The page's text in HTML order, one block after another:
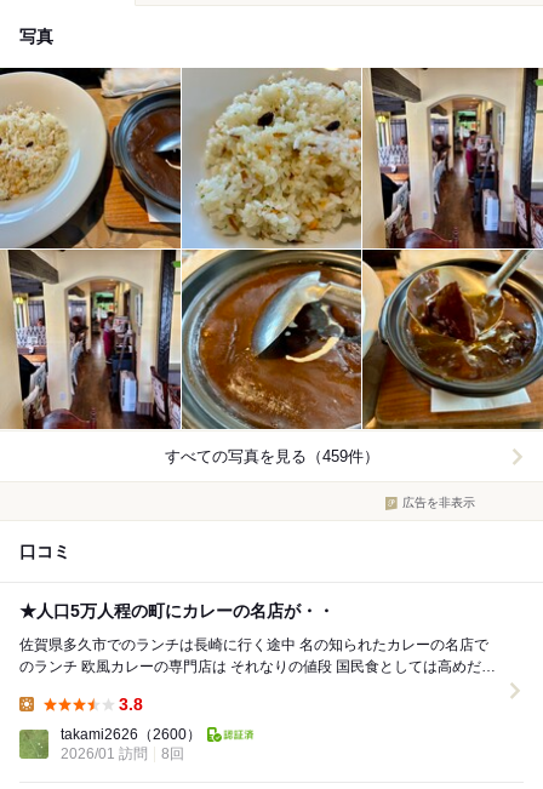
写真
すべての写真を見る（459件）
広告を非表示
口コミ
★人口5万人程の町にカレーの名店が・・
佐賀県多久市でのランチは長崎に行く途中 名の知られたカレーの名店で
のランチ 欧風カレーの専門店は それなりの値段 国民食としては高めだけ
3.8
takami2626 （2600）
2026/01 訪問
8回